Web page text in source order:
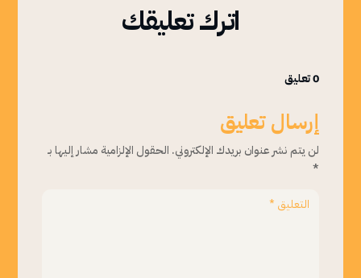
اترك تعليقك
0 تعليق
إرسال تعليق
لن يتم نشر عنوان بريدك الإلكتروني. الحقول الإلزامية مشار إليها بـ
*